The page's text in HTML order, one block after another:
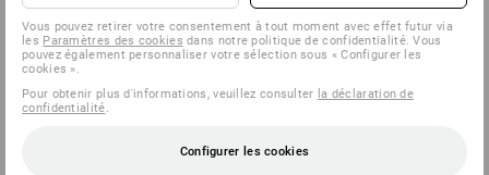
Vous pouvez retirer votre consentement à tout moment avec effet futur via
les Paramètres des cookies dans notre politique de confidentialité. Vous
pouvez également personnaliser votre sélection sous « Configurer les
cookies ».
Pour obtenir plus d'informations, veuillez consulter la déclaration de
confidentialité
Configurer les cookies